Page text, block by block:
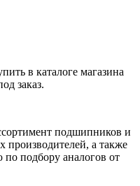
в каталоге магазина
заказ.
подшипников и
а также
подбору аналогов от